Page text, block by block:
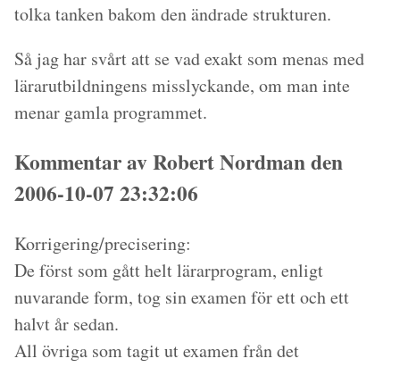
tolka tanken bakom den ändrade strukturen.
Så jag har svårt att se vad exakt som menas med
lärarutbildningens misslyckande, om man inte
menar gamla programmet.
Kommentar av Robert Nordman den
2006-10-07 23:32:06
Korrigering/precisering:
De först som gått helt lärarprogram, enligt
nuvarande form, tog sin examen för ett och ett
halvt år sedan.
All övriga som tagit ut examen från det